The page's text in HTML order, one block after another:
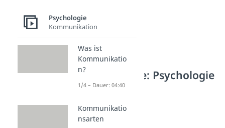
Weitere Inhalte: Psychologie
Lerntheorien
Dauer: 05:00
Behaviorismus
Psychologie
Kommunikation
Was ist
Kommunikatio
n?
1/4 – Dauer: 04:40
Kommunikatio
nsarten